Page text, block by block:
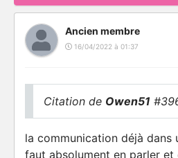
Ancien membre
16/04/2022 à 01:37
Citation de Owen51
la communication déjà dans
faut absolument en parler